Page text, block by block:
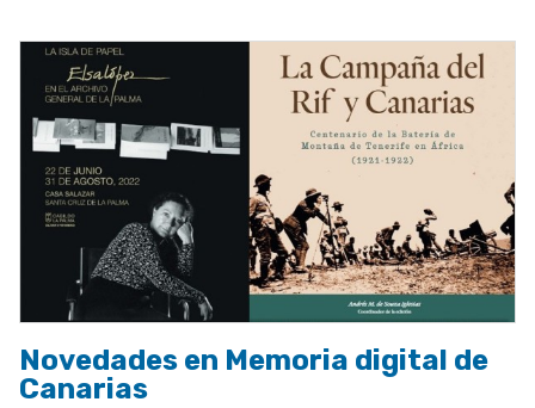
la
navegación
Novedades en Memoria digital de
Canarias